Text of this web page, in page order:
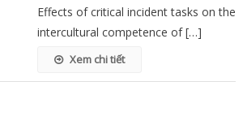
Effects of critical incident tasks on the
intercultural competence of […]
Xem chi tiết